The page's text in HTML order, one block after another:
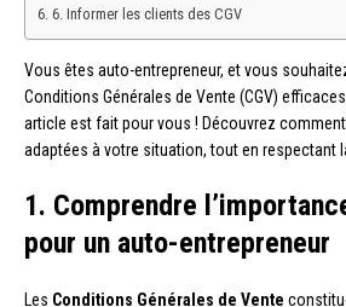
6. Informer les clients des CGV
Vous êtes auto-entrepreneur, et vous
Conditions Générales de Vente (CGV)
article est fait pour vous ! Découvrez comment
adaptées à votre situation, tout en respectant
1. Comprendre
pour un auto-entrepreneur
Les Conditions Générales de Vente